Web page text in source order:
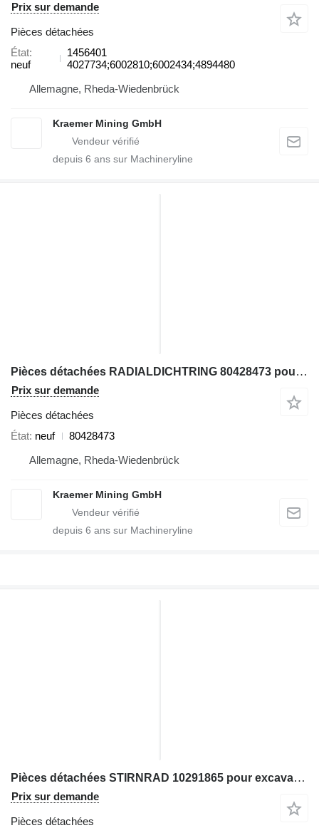
Prix sur demande
Pièces détachées
État
neuf
1456401
4027734;6002810;6002434;4894480
Allemagne, Rheda-Wiedenbrück
Kraemer Mining GmbH
depuis 6 ans sur Machineryline
Pièces détachées RADIALDICHTRING 80428473 pour excavateur Komatsu PC4000
Prix sur demande
Pièces détachées
État neuf
80428473
Allemagne, Rheda-Wiedenbrück
Kraemer Mining GmbH
depuis 6 ans sur Machineryline
Pièces détachées STIRNRAD 10291865 pour excavateur Liebherr
Prix sur demande
Pièces détachées